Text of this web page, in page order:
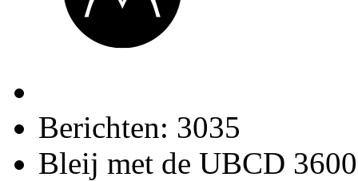
Berichten: 3035
Bleij met de UBCD 3600